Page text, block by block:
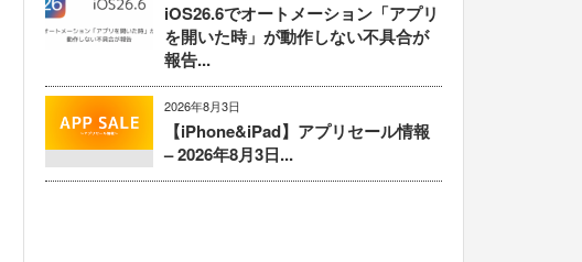
iOS26.6でオートメーション「アプリ
を開いた時」が動作しない不具合が
報告...
2026年8月3日
【iPhone&iPad】アプリセール情報
– 2026年8月3日...